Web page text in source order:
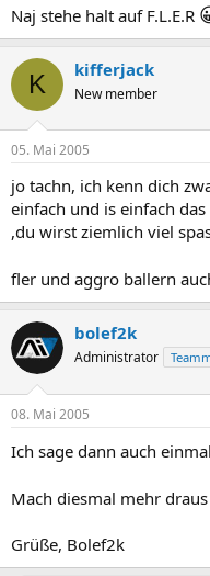
Naj stehe halt auf F.L.E.R
K kifferjack
New member
05. Mai 2005
jo tachn, ich kenn dich
einfach und is einfach
,du wirst ziemlich viel
fler und aggro ballern
bolef2k
Administrator
08. Mai 2005
Ich sage dann auch
Mach diesmal mehr draus
Grüße, Bolef2k